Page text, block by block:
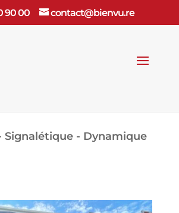
90 00 contact@bienvu.re
Signalétique - Dynamique